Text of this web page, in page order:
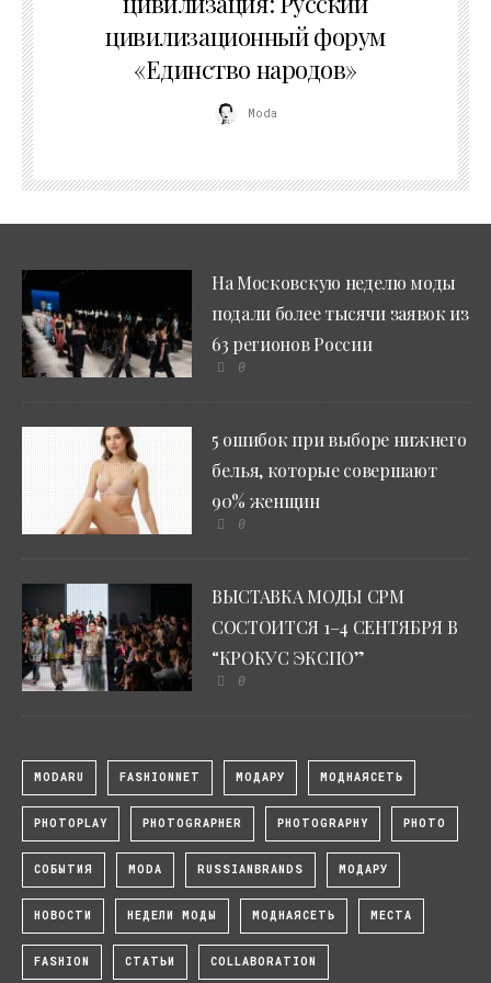
цивилизационный форум
«Единство народов»
Moda
На Московскую неделю моды
подали более тысячи заявок из
63 регионов России
0
5 ошибок при выборе нижнего
белья, которые совершают
90% женщин
0
ВЫСТАВКА МОДЫ CPM
СОСТОИТСЯ 1–4 СЕНТЯБРЯ В
“КРОКУС ЭКСПО”
0
MODARU FASHIONNET МОДАРУ МОДНАЯСЕТЬ
PHOTOPLAY PHOTOGRAPHER PHOTOGRAPHY PHOTO
СОБЫТИЯ MODA RUSSIANBRANDS МОДАРУ
НОВОСТИ НЕДЕЛИ МОДЫ МОДНАЯСЕТЬ МЕСТА
FASHION СТАТЬИ COLLABORATION